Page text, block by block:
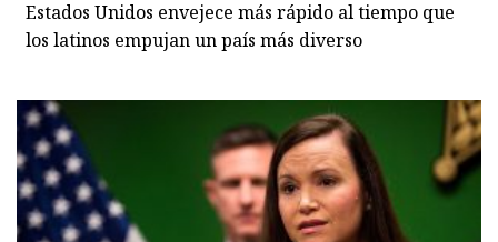
Estados Unidos envejece más rápido al tiempo que
los latinos empujan un país más diverso